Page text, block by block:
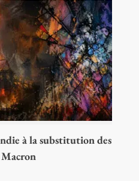
à la substitution des